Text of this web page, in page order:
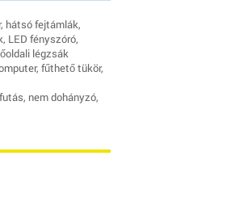
hátsó fejtámlák,
LED fényszóró,
légzsák
fűthető tükör,
nem dohányzó,